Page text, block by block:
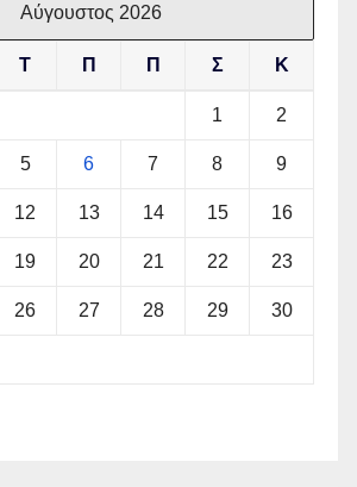
Αύγουστος 2026
Τ Π Π Σ Κ
1 2
5 6 7 8 9
12 13 14 15 16
19 20 21 22 23
26 27 28 29 30